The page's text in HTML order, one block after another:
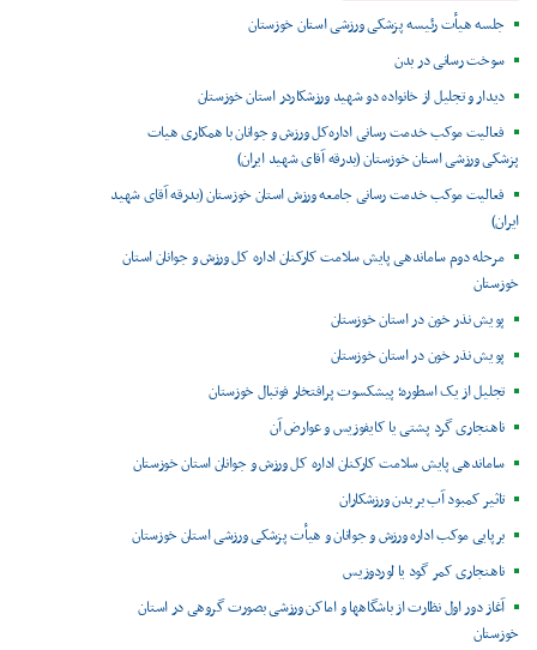
جلسه هیأت رئیسه پزشکی ورزشی استان خوزستان
سوخت رسانی در بدن
دیدار و تجلیل از خانواده دو شهید ورزشکاردر استان خوزستان
فعالیت موکب خدمت رسانی اداره‌کل ورزش و جوانان با همکاری هیات
پزشکی ورزشی استان خوزستان (بدرقه آقای شهید ایران)
فعالیت موکب خدمت رسانی جامعه ورزش استان خوزستان (بدرقه آقای شهید
ایران)
مرحله دوم ساماندهی پایش سلامت کارکنان اداره کل ورزش و جوانان استان
خوزستان
پویش نذر خون در استان خوزستان
پویش نذر خون در استان خوزستان
تجلیل از یک اسطوره؛ پیشکسوت پرافتخار فوتبال خوزستان
ناهنجاری گرد پشتی یا کایفوزیس و عوارض آن
ساماندهی پایش سلامت کارکنان اداره کل ورزش و جوانان استان خوزستان
تاثیر کمبود آب بر بدن ورزشکاران
برپایی موکب اداره ورزش و جوانان و هیأت پزشکی ورزشی استان خوزستان
ناهنجاری کمر گود یا لوردوزیس
آغاز دور اول نظارت از باشگاهها و اماکن ورزشی بصورت گروهی در استان
خوزستان